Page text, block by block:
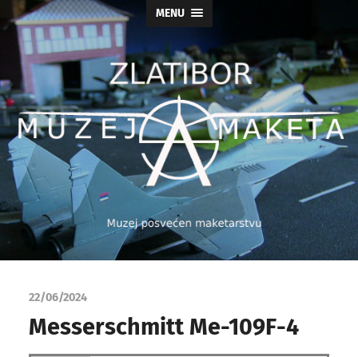
MENU
Muzej
As
22/06/2024
Messerschmitt Me-109F-4